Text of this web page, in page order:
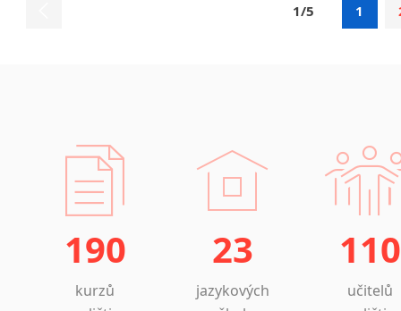
1/5 1
190
kurzů
23
jazykových
110
učitelů